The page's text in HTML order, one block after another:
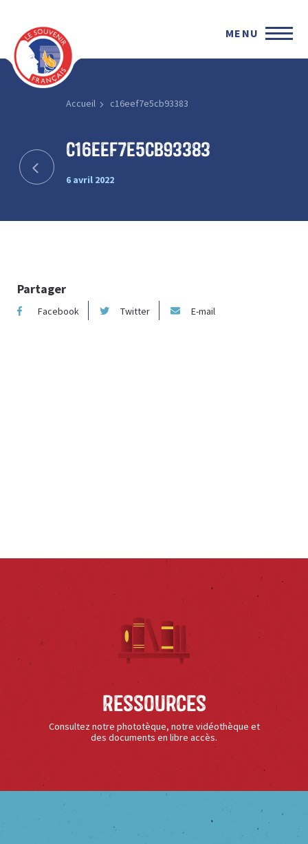
MENU
Accueil c16eef7e5cb93383
c16eef7e5cb93383
6 avril 2022
Partager
Facebook Twitter E-mail
Ressources
Consultez notre phototèque, notre vidéothèque et
des documents en libre accès.